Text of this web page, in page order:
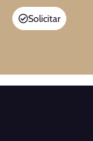
Solicitar